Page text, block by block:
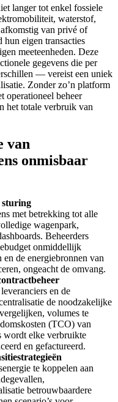
langer tot enkel fossiele
waterstof,
van privé of
eigen transacties
meeteenheden. Deze
gegevens die per
— vereist een uniek
Zonder zo’n platform
operationeel beheer
het totale verbruik van
van
onmisbaar
sturing
met betrekking tot alle
wagenpark,
Beheerders
onmiddellijk
de energiebronnen van
ongeacht de omvang.
en de
de noodzakelijke
volumes te
(TCO) van
wordt elke verbruikte
en gefactureerd.
te koppelen aan
betrouwbaardere